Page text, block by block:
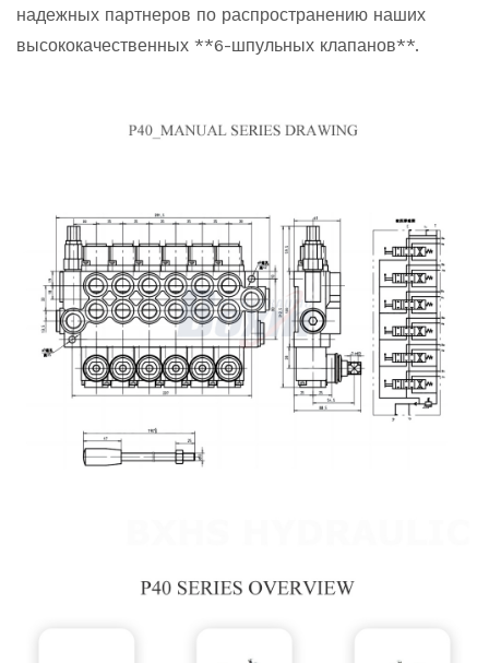
надежных партнеров по распространению наших
высококачественных **6-шпульных клапанов**.